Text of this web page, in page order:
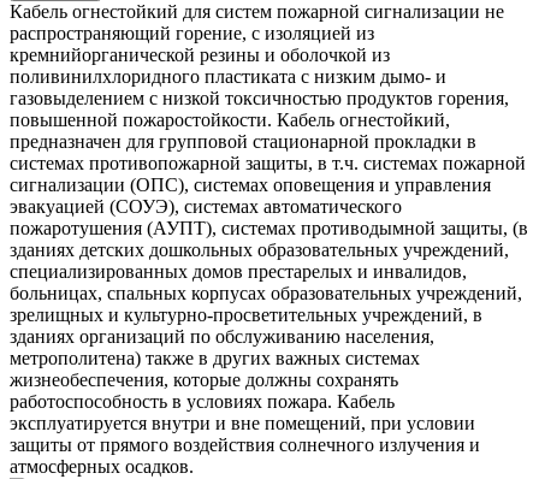
Кабель огнестойкий для систем пожарной сигнализации не
распространяющий горение, с изоляцией из
кремнийорганической резины и оболочкой из
поливинилхлоридного пластиката с низким дымо- и
газовыделением с низкой токсичностью продуктов горения,
повышенной пожаростойкости. Кабель огнестойкий,
предназначен для групповой стационарной прокладки в
системах противопожарной защиты, в т.ч. системах пожарной
сигнализации (ОПС), системах оповещения и управления
эвакуацией (СОУЭ), системах автоматического
пожаротушения (АУПТ), системах противодымной защиты, (в
зданиях детских дошкольных образовательных учреждений,
специализированных домов престарелых и инвалидов,
больницах, спальных корпусах образовательных учреждений,
зрелищных и культурно-просветительных учреждений, в
зданиях организаций по обслуживанию населения,
метрополитена) также в других важных системах
жизнеобеспечения, которые должны сохранять
работоспособность в условиях пожара. Кабель
эксплуатируется внутри и вне помещений, при условии
защиты от прямого воздействия солнечного излучения и
атмосферных осадков.